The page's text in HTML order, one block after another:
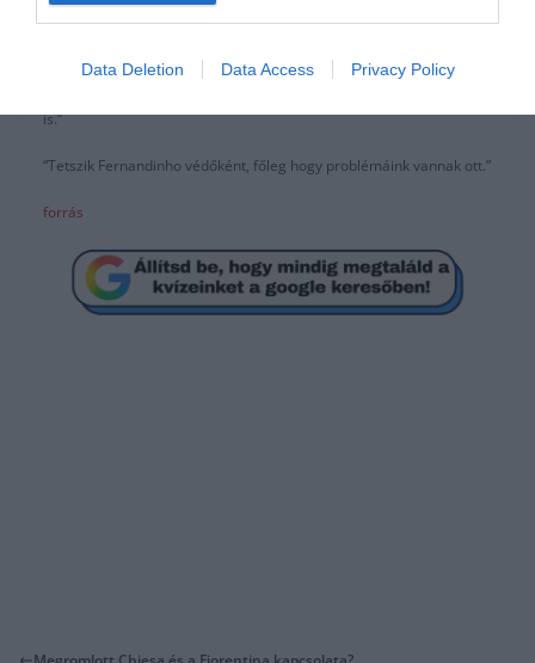
Data Deletion Data Access Privacy Policy
A 34 éves középpályás védőként játszott Aymeric Laporte sérülése
is.”
“Tetszik Fernandinho védőként, főleg hogy problémáink vannak ott.”
forrás